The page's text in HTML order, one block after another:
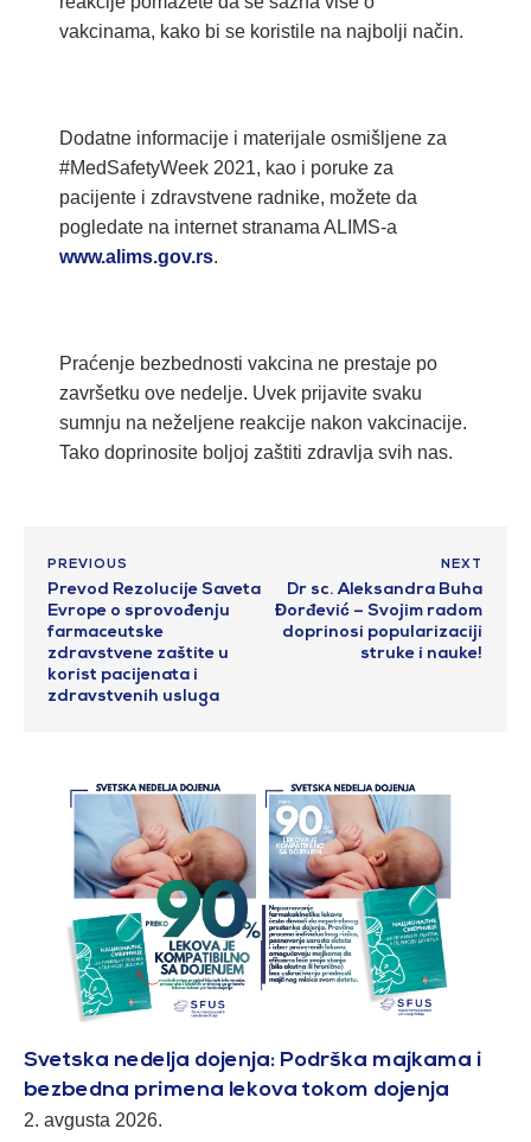
vakcinama, kako bi se koristile na najbolji način.
Dodatne informacije i materijale osmišljene za
#MedSafetyWeek 2021, kao i poruke za
pacijente i zdravstvene radnike, možete da
pogledate na internet stranama ALIMS-a
www.alims.gov.rs.
Praćenje bezbednosti vakcina ne prestaje po
završetku ove nedelje. Uvek prijavite svaku
sumnju na neželjene reakcije nakon vakcinacije.
Tako doprinosite boljoj zaštiti zdravlja svih nas.
PREVIOUS
Prevod Rezolucije Saveta
Evrope o sprovođenju
farmaceutske
zdravstvene zaštite u
korist pacijenata i
zdravstvenih usluga
NEXT
Dr sc. Aleksandra Buha
Đorđević – Svojim radom
doprinosi popularizaciji
struke i nauke!
Svetska nedelja dojenja: Podrška majkama i
bezbedna primena lekova tokom dojenja
2. avgusta 2026.